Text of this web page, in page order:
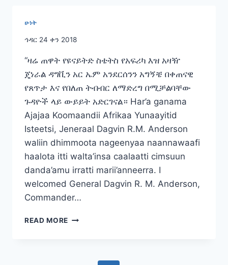
ሁነት
ኅዳር 24 ቀን 2018
“ዛሬ ጠዋት የዩናይትድ ስቴትስ የአፍሪካ እዝ አዛዥ
ጄነራል ዳግቪን አር ኤም አንደርሰንን አግኝቼ በቀጠናዊ
የጸጥታ እና የበለጠ ትብብር ለማድረግ በሚቻልባቸው
ጉዳዮች ላይ ውይይት አድርገናል። Har’a ganama
Ajajaa Koomaandii Afrikaa Yunaayitid
Isteetsi, Jeneraal Dagvin R.M. Anderson
waliin dhimmoota nageenyaa naannawaafi
haalota itti walta’insa caalaatti cimsuun
danda’amu irratti marii’anneerra. I
welcomed General Dagvin R. M. Anderson,
Commander…
READ MORE